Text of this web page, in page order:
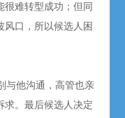
很难转型成功；但同
风口，所以候选人困
与他沟通，高管也亲
求。最后候选人决定